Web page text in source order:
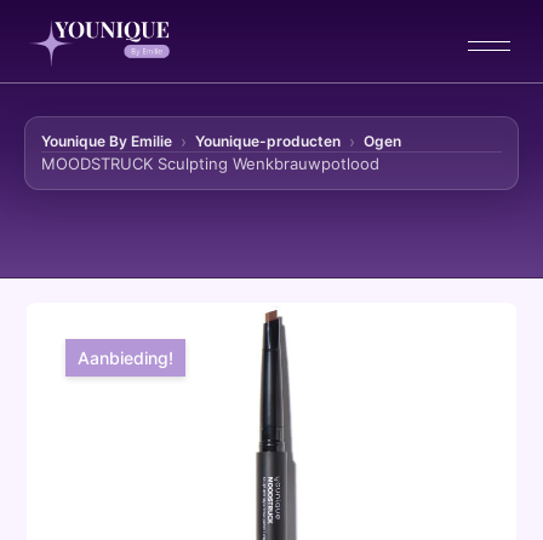
Younique By Emilie Younique-producten Ogen
MOODSTRUCK Sculpting Wenkbrauwpotlood
Ga naar de inhoud
Aanbieding!